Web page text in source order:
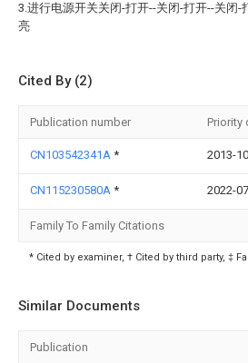
3.进行电源开关关闭-打开--关闭-打开--关闭
亮
Cited By (2)
Publication number Priority
CN103542341A * 2013-
CN115230580A * 2022-
Family To Family Citations
* Cited by examiner, † Cited by third party, ‡
Similar Documents
Publication